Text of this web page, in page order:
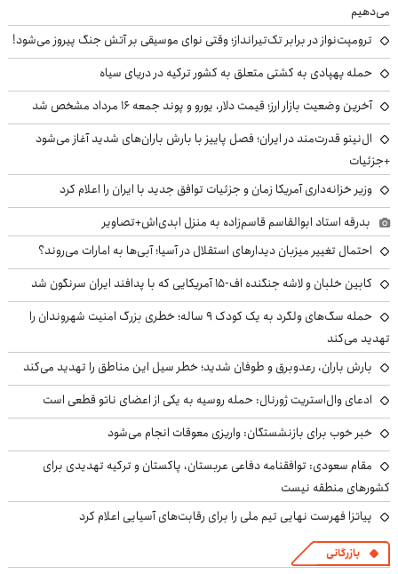
می‌دهیم
ترومپت‌نواز در برابر تک‌تیرانداز؛ وقتی نوای موسیقی بر آتش جنگ پیروز می‌شود!
حمله پهپادی به کشتی متعلق به کشور ترکیه در دریای سیاه
آخرین وضعیت بازار ارز؛ قیمت دلار، یورو و پوند جمعه ۱۶ مرداد مشخص شد
ال‌نینو قدرت‌مند در ایران؛ فصل پاییز با بارش باران‌های شدید آغاز می‌شود
+جزئیات
وزیر خزانه‌داری آمریکا زمان و جزئیات توافق جدید با ایران را اعلام کرد
بدرقه استاد ابوالقاسم قاسم‌زاده به منزل ابدی‌اش+تصاویر
احتمال تغییر میزبان دیدارهای استقلال در آسیا؛ آبی‌ها به امارات می‌روند؟
کابین خلبان و لاشه جنگنده اف-۱۵ آمریکایی که با پدافند ایران سرنگون شد
حمله سگ‌های ولگرد به یک کودک ۹ ساله؛ خطری بزرگ امنیت شهروندان را
تهدید می‌کند
بارش باران، رعدوبرق و طوفان شدید؛ خطر سیل این مناطق را تهدید می‌کند
ادعای وال‌استریت ژورنال: حمله روسیه به یکی از اعضای ناتو قطعی است
خبر خوب برای بازنشستگان: واریزی معوقات انجام می‌شود
مقام سعودی: توافقنامه دفاعی عربستان، پاکستان و ترکیه تهدیدی برای
کشورهای منطقه نیست
پیاتزا فهرست نهایی تیم ملی را برای رقابت‌های آسیایی اعلام کرد
بازرگانی